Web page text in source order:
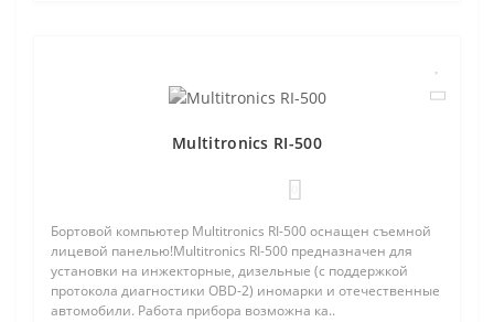
Multitronics RI-500
Бортовой компьютер Multitronics RI-500 оснащен съемной
лицевой панелью!Multitronics RI-500 предназначен для
установки на инжекторные, дизельные (с поддержкой
протокола диагностики OBD-2) иномарки и отечественные
автомобили. Работа прибора возможна ка..